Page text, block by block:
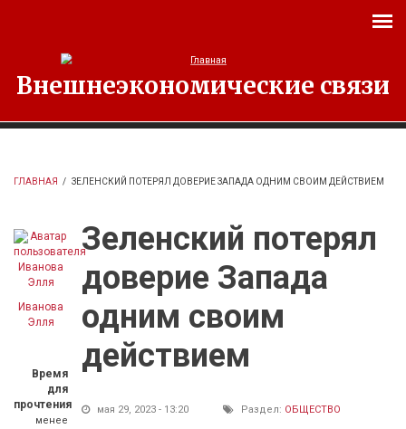
Внешнеэкономические связи
ГЛАВНАЯ / ЗЕЛЕНСКИЙ ПОТЕРЯЛ ДОВЕРИЕ ЗАПАДА ОДНИМ СВОИМ ДЕЙСТВИЕМ
Иванова
Элля
Время
для
прочтения
менее
Зеленский потерял
доверие Запада
одним своим
действием
мая 29, 2023 - 13:20 Раздел: ОБЩЕСТВО